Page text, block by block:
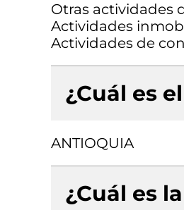
Otras actividades
Actividades
Actividades de
¿Cuál es
ANTIOQUIA
¿Cuál es